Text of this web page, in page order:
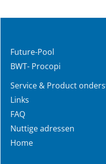
Future-Pool
BWT- Procopi
Service & Product
Links
FAQ
Nuttige adressen
Home